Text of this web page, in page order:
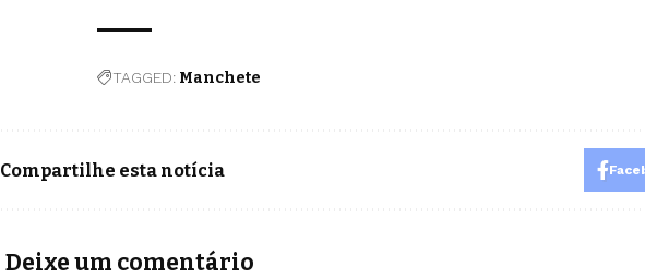
TAGGED: Manchete
Compartilhe esta notícia
Deixe um comentário